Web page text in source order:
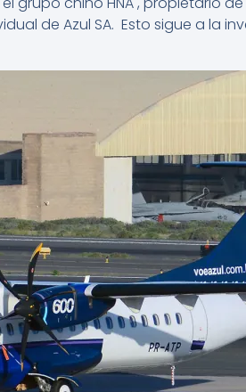
de Azul SA. Esto sigue a la